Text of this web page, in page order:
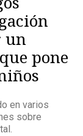
un
pone
en varios
sobre